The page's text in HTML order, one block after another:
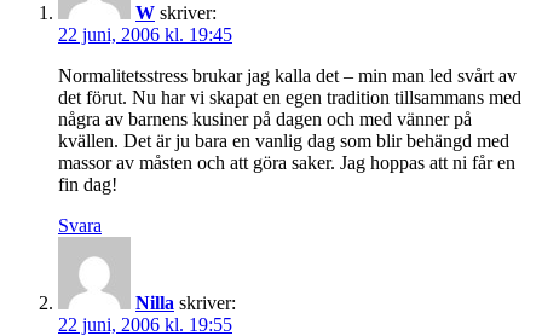
W skriver:
22 juni, 2006 kl. 19:45
Normalitetsstress brukar jag kalla det – min man led svårt av
det förut. Nu har vi skapat en egen tradition tillsammans med
några av barnens kusiner på dagen och med vänner på
kvällen. Det är ju bara en vanlig dag som blir behängd med
massor av måsten och att göra saker. Jag hoppas att ni får en
fin dag!
Svara
Nilla skriver:
22 juni, 2006 kl. 19:55